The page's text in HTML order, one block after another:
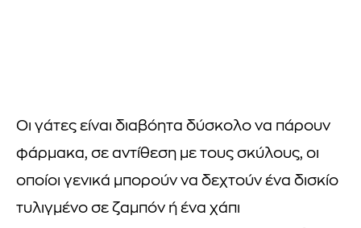
Οι γάτες είναι διαβόητα δύσκολο να πάρουν
φάρμακα, σε αντίθεση με τους σκύλους, οι
οποίοι γενικά μπορούν να δεχτούν ένα δισκίο
τυλιγμένο σε ζαμπόν ή ένα χάπι